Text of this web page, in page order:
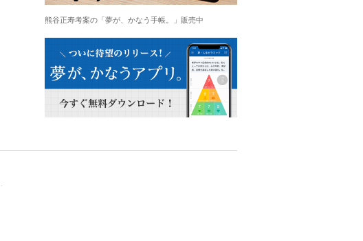
熊谷正寿考案の「夢が、かなう手帳。」販売中